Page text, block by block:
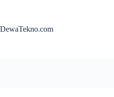
DewaTekno.com